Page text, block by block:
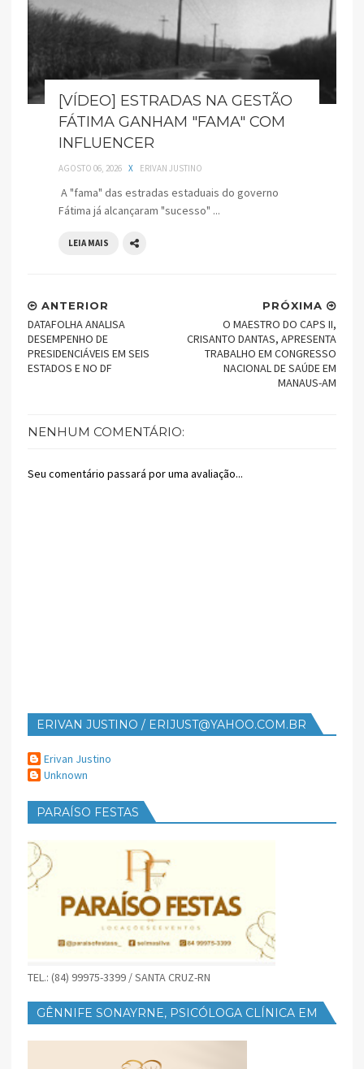
[VÍDEO] ESTRADAS NA GESTÃO
FÁTIMA GANHAM "FAMA" COM
INFLUENCER
AGOSTO 06, 2026 X ERIVAN JUSTINO
A "fama" das estradas estaduais do governo
Fátima já alcançaram "sucesso" ...
LEIA MAIS
PRÓXIMA
O MAESTRO DO CAPS II,
CRISANTO DANTAS, APRESENTA
TRABALHO EM CONGRESSO
NACIONAL DE SAÚDE EM
MANAUS-AM
ANTERIOR
DATAFOLHA ANALISA
DESEMPENHO DE
PRESIDENCIÁVEIS EM SEIS
ESTADOS E NO DF
NENHUM COMENTÁRIO:
Seu comentário passará por uma avaliação...
ERIVAN JUSTINO / ERIJUST@YAHOO.COM.BR
Erivan Justino
Unknown
PARAÍSO FESTAS
TEL.: (84) 99975-3399 / SANTA CRUZ-RN
GÊNNIFE SONAYRNE, PSICÓLOGA CLÍNICA EM